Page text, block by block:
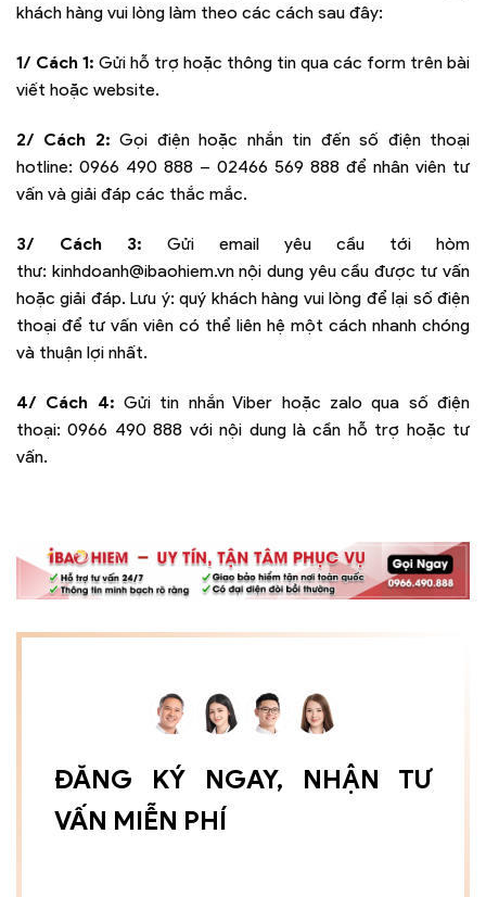
khách hàng vui lòng làm theo các cách sau đây:
1/ Cách 1: Gửi hỗ trợ hoặc thông tin qua các form trên bài
viết hoặc website.
2/ Cách 2: Gọi điện hoặc nhắn tin đến số điện thoại
hotline: 0966 490 888 – 02466 569 888 để nhân viên tư
vấn và giải đáp các thắc mắc.
3/ Cách 3: Gửi email yêu cầu tới hòm
thư: kinhdoanh@ibaohiem.vnnội dung yêu cầu được tư vấn
hoặc giải đáp. Lưu ý: quý khách hàng vui lòng để lại số điện
thoại để tư vấn viên có thể liên hệ một cách nhanh chóng
và thuận lợi nhất.
4/ Cách 4: Gửi tin nhắn Viber hoặc zalo qua số điện
thoại:0966 490 888 với nội dung là cần hỗ trợ hoặc tư
vấn.
ĐĂNG KÝ NGAY, NHẬN TƯ
VẤN MIỄN PHÍ